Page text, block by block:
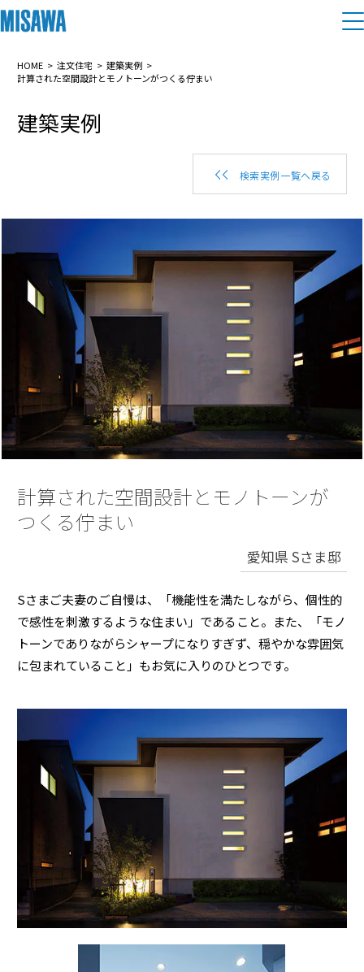
住まい
建てる [注文住宅]
テクノロジー（住まいの性能）
建築事例・建築実例
デザイナーズギャラリー
インテリア
住まいづくりガイド
買う
分譲住宅（建売・土地）検索
中古住宅検索
分譲マンション検索
売る [MISAWA RELAY]
住まいの売却
これから住まいをご検討の方
多彩な動画やこだわりが詰まった建築実例、注目の最新情報など、住
まいづくりを楽しく学べるデジタルラウンジです。
ホームラウンジ 新築・戸建て
土地活用
賃貸併用住宅
店舗・各種施設
土地活用モデルルーム見学
土地活用実例
法人のお客さま
社宅建築
これから土地活用・賃貸経営をご検討の方
土地活用の基礎から長期安定経営を目指すオーナー様まで、賃貸経営
に役立つ多彩な情報を幅広くお届けします。
ミサワリフォームとは
リフォームの流れ
リフォームメニュー
リフォーム事例
事業用
事業用リノベーション
ホテル・旅館リフォーム
これからリフォームをご検討の方
ームの具体策とアイデアを豊富にご用意しています。
ホームラウンジ リフォーム
複合開発・投資開発
複合開発事業（ASMACI-アスマチ-）
再開発・官民連携事業
分譲マンション開発事業
収益不動産・投資開発事業
建築再生事業
事業用売買
分譲用地
すべてのフィールドに新しい価値をデザインし、持続可能な未来志向
のまちづくりを実現していきます。
ミサワゼネラルソリューション
オーナーサポート
サポートメニュー
住まいるりんぐ（ロングサポート）
保証制度
アフターメンテナンス
ミサワリフォーム
お客様センター
ームを結ぶコミュニケーションサイト。お得・便利・安心なコンテン
ツや、ミサワホームからの大切なお知らせなど配信しています。
ミサワオーナーズクラブ
IR情報
企業・IR
ニュース
ミサワホームグループ
SDGs
環境活動
新卒者採用
中途採用
障がい者採用
ウエルネス事業
海外事業
展示 場・イベント情報
カタログ請求
住まいのご相談
HOME 注文住宅
建築実例
計算された空間設計とモノトーンがつくる佇まい
建築実例
検索実例一覧へ戻る
計算された空間設計とモノトーンが
つくる佇まい
愛知県 Sさま邸
Sさまご夫妻のご自慢は、「機能性を満たしながら、個性的
で感性を刺激するような住まい」であること。また、「モノ
トーンでありながらシャープになりすぎず、穏やかな雰囲気
に包まれていること」もお気に入りのひとつです。